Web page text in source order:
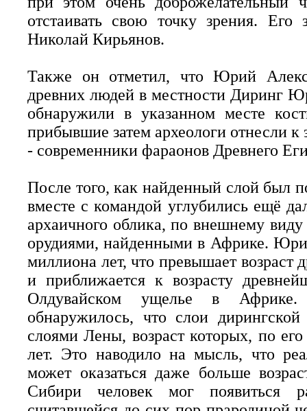
отстаивать свою точку зрения.
Николай Кирьянов.
Также он отметил, что Юрий
древних людей в местности Диринг
обнаружили в указанном месте
прибывшие затем археологи отнесли к
- современники фараонов Древнего
После того, как найденный слой был
вместе с командой углубились ещё
архаичного облика, по внешнему
орудиями, найденными в Африке.
миллиона лет, что превышает возраст
и приближается к возрасту
Олдувайском ущелье в Африке.
обнаружилось, что слои
слоями Лены, возраст которых, по
лет. Это наводило на мысль, что
может оказаться даже больше
Сибири человек мог появиться